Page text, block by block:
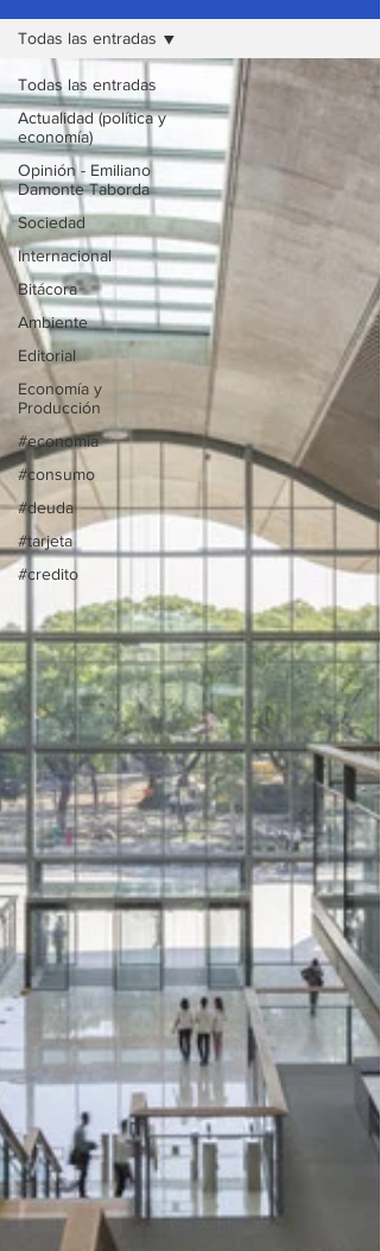
Todas las entradas
Actualidad (política y
economía)
Opinión - Emiliano
Damonte Taborda
Sociedad
Internacional
Bitácora
Ambiente
Editorial
Economía y
Producción
#economia
#consumo
#deuda
#tarjeta
#credito
Todas las entradas